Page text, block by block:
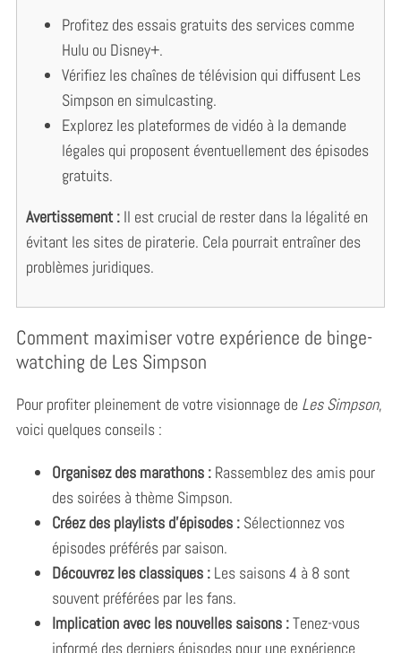
Profitez des essais gratuits des services comme
Hulu ou Disney+.
Vérifiez les chaînes de télévision qui diffusent Les
Simpson en simulcasting.
Explorez les plateformes de vidéo à la demande
légales qui proposent éventuellement des épisodes
gratuits.
Avertissement :Il est crucial de rester dans la légalité en
évitant les sites de piraterie. Cela pourrait entraîner des
problèmes juridiques.
Comment maximiser votre expérience de binge-
watching de Les Simpson
Pour profiter pleinement de votre visionnage de Les Simpson,
voici quelques conseils :
Organisez des marathons :Rassemblez des amis pour
des soirées à thème Simpson.
Créez des playlists d’épisodes :Sélectionnez vos
épisodes préférés par saison.
Découvrez les classiques :Les saisons 4 à 8 sont
souvent préférées par les fans.
Implication avec les nouvelles saisons :Tenez-vous
informé des derniers épisodes pour une expérience